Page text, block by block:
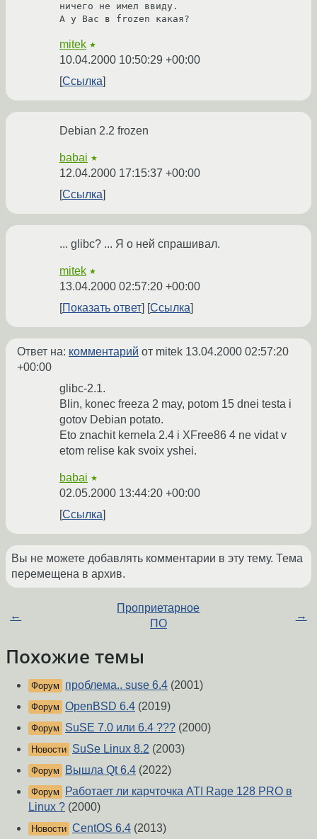
ничего не имел ввиду.
А у Вас в frozen какая?
mitek ★
10.04.2000 10:50:29 +00:00
Ссылка
Debian 2.2 frozen
babai ★
12.04.2000 17:15:37 +00:00
Ссылка
... glibc? ... Я о ней спрашивал.
mitek ★
13.04.2000 02:57:20 +00:00
Показать ответ
Ссылка
Ответ на: комментарий от mitek 13.04.2000 02:57:20
+00:00
glibc-2.1.
Blin, konec freeza 2 may, potom 15 dnei testa i
gotov Debian potato.
Eto znachit kernela 2.4 i XFree86 4 ne vidat v
etom relise kak svoix yshei.
babai ★
02.05.2000 13:44:20 +00:00
Ссылка
Вы не можете добавлять комментарии в эту тему. Тема
перемещена в архив.
←
Проприетарное
ПО
→
Похожие темы
Форум проблема.. suse 6.4 (2001)
Форум OpenBSD 6.4 (2019)
Форум SuSE 7.0 или 6.4 ??? (2000)
Новости SuSe Linux 8.2 (2003)
Форум Вышла Qt 6.4 (2022)
Форум
Работает ли карчточка ATI Rage 128 PRO в
Linux ? (2000)
Новости CentOS 6.4 (2013)